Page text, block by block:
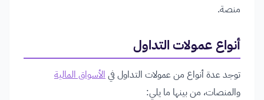
منصة.
أنواع عمولات التداول
توجد عدة أنواع من عمولات التداول فيالأسواق المالية
والمنصات، من بينها ما يلي: